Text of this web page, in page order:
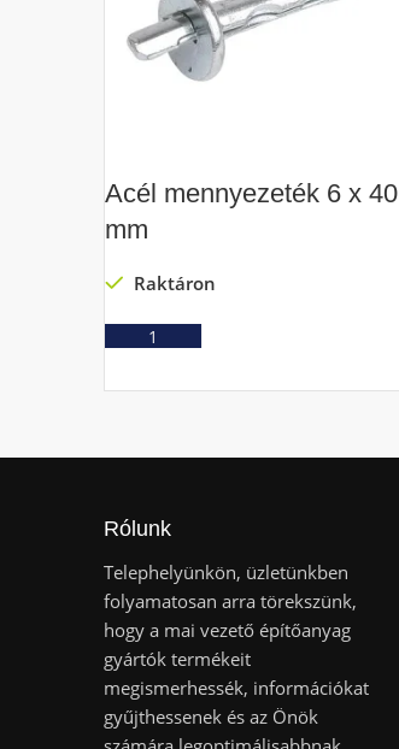
Acél mennyezeték 6 x 40
mm
Raktáron
Rólunk
Telephelyünkön, üzletünkben
folyamatosan arra törekszünk,
hogy a mai vezető építőanyag
gyártók termékeit
megismerhessék, információkat
gyűjthessenek és az Önök